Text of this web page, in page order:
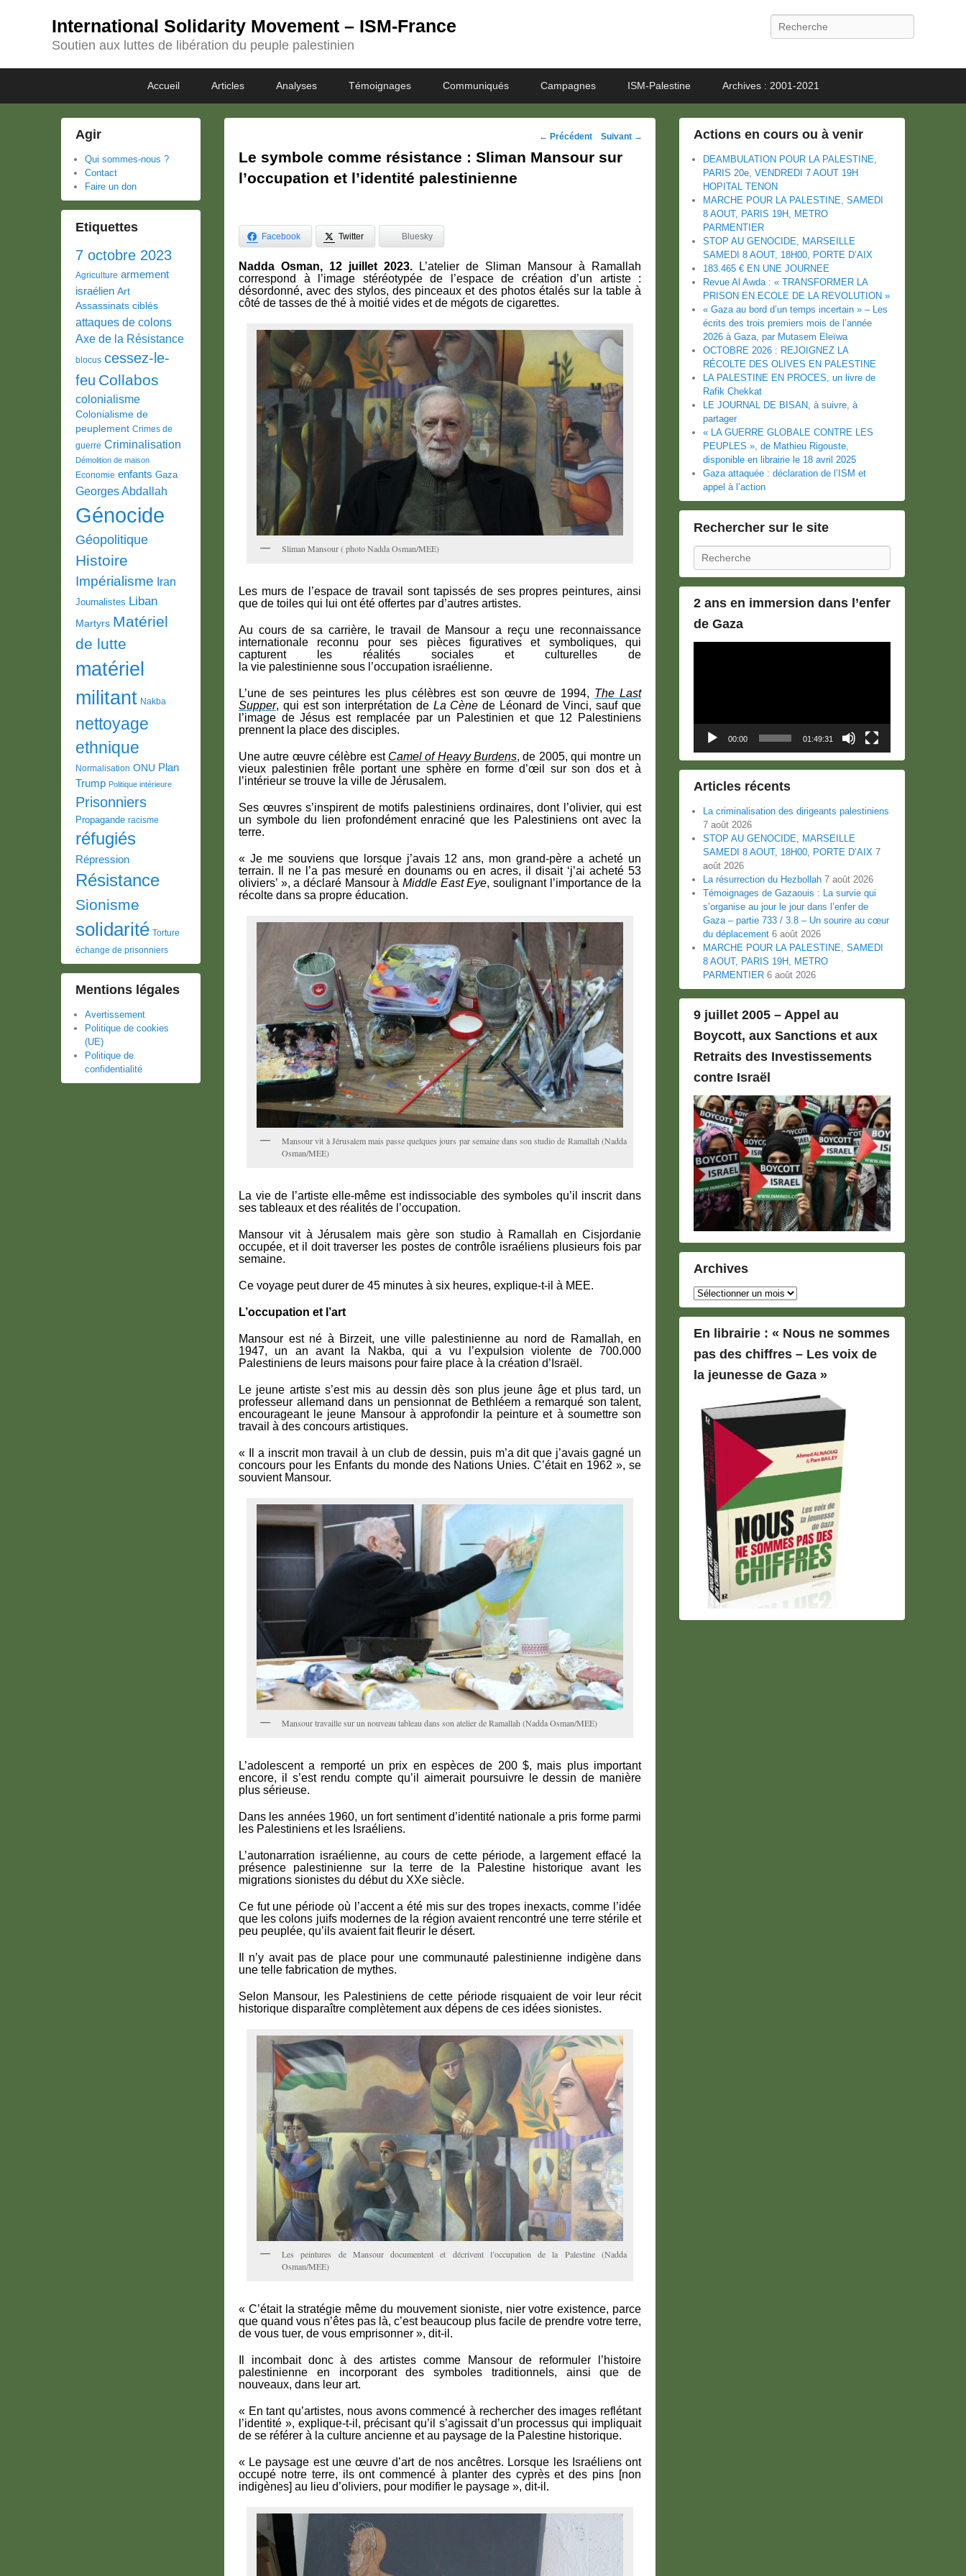
International Solidarity Movement – ISM-France
Soutien aux luttes de libération du peuple palestinien
Recherche
menu
Accueil Articles Analyses Témoignages Communiqués Campagnes ISM-Palestine Archives : 2001-2021
Navigation
des
← Précédent Suivant →
Le symbole comme résistance : Sliman Mansour sur
l’occupation et l’identité palestinienne
Facebook Twitter Bluesky
Nadda Osman, 12 juillet 2023. L’atelier de Sliman Mansour à Ramallah
correspond à l’image stéréotypée de l’espace de création d’un artiste :
désordonné, avec des stylos, des pinceaux et des photos étalés sur la table à
côté de tasses de thé à moitié vides et de mégots de cigarettes.
Sliman Mansour ( photo Nadda Osman/MEE)
Les murs de l’espace de travail sont tapissés de ses propres peintures, ainsi
que de toiles qui lui ont été offertes par d’autres artistes.
Au cours de sa carrière, le travail de Mansour a reçu une reconnaissance
internationale reconnu pour ses pièces figuratives et symboliques, qui
capturent les réalités sociales et culturelles de
la vie palestinienne sous l’occupation israélienne.
L’une de ses peintures les plus célèbres est son œuvre de 1994, The Last
Supper, qui est son interprétation de La Cène de Léonard de Vinci, sauf que
l’image de Jésus est remplacée par un Palestinien et que 12 Palestiniens
prennent la place des disciples.
Une autre œuvre célèbre est Camel of Heavy Burdens, de 2005, qui montre un
vieux palestinien frêle portant une sphère en forme d’œil sur son dos et à
l’intérieur se trouve la ville de Jérusalem.
Ses œuvres s’inspirent de motifs palestiniens ordinaires, dont l’olivier, qui est
un symbole du lien profondément enraciné que les Palestiniens ont avec la
terre.
« Je me souviens que lorsque j’avais 12 ans, mon grand-père a acheté un
terrain. Il ne l’a pas mesuré en dounams ou en acres, il disait ‘j’ai acheté 53
oliviers’ », a déclaré Mansour à Middle East Eye, soulignant l’importance de la
récolte dans sa propre éducation.
Mansour vit à Jérusalem mais passe quelques jours par semaine dans son studio de Ramallah (Nadda
Osman/MEE)
La vie de l’artiste elle-même est indissociable des symboles qu’il inscrit dans
ses tableaux et des réalités de l’occupation.
Mansour vit à Jérusalem mais gère son studio à Ramallah en Cisjordanie
occupée, et il doit traverser les postes de contrôle israéliens plusieurs fois par
semaine.
Ce voyage peut durer de 45 minutes à six heures, explique-t-il à MEE.
L’occupation et l’art
Mansour est né à Birzeit, une ville palestinienne au nord de Ramallah, en
1947, un an avant la Nakba, qui a vu l’expulsion violente de 700.000
Palestiniens de leurs maisons pour faire place à la création d’Israël.
Le jeune artiste s’est mis au dessin dès son plus jeune âge et plus tard, un
professeur allemand dans un pensionnat de Bethléem a remarqué son talent,
encourageant le jeune Mansour à approfondir la peinture et à soumettre son
travail à des concours artistiques.
« Il a inscrit mon travail à un club de dessin, puis m’a dit que j’avais gagné un
concours pour les Enfants du monde des Nations Unies. C’était en 1962 », se
souvient Mansour.
Mansour travaille sur un nouveau tableau dans son atelier de Ramallah (Nadda Osman/MEE)
L’adolescent a remporté un prix en espèces de 200 $, mais plus important
encore, il s’est rendu compte qu’il aimerait poursuivre le dessin de manière
plus sérieuse.
Dans les années 1960, un fort sentiment d’identité nationale a pris forme parmi
les Palestiniens et les Israéliens.
L’autonarration israélienne, au cours de cette période, a largement effacé la
présence palestinienne sur la terre de la Palestine historique avant les
migrations sionistes du début du XXe siècle.
Ce fut une période où l’accent a été mis sur des tropes inexacts, comme l’idée
que les colons juifs modernes de la région avaient rencontré une terre stérile et
peu peuplée, qu’ils avaient fait fleurir le désert.
Il n’y avait pas de place pour une communauté palestinienne indigène dans
une telle fabrication de mythes.
Selon Mansour, les Palestiniens de cette période risquaient de voir leur récit
historique disparaître complètement aux dépens de ces idées sionistes.
Les peintures de Mansour documentent et décrivent l’occupation de la Palestine (Nadda
Osman/MEE)
« C’était la stratégie même du mouvement sioniste, nier votre existence, parce
que quand vous n’êtes pas là, c’est beaucoup plus facile de prendre votre terre,
de vous tuer, de vous emprisonner », dit-il.
Il incombait donc à des artistes comme Mansour de reformuler l’histoire
palestinienne en incorporant des symboles traditionnels, ainsi que de
nouveaux, dans leur art.
« En tant qu’artistes, nous avons commencé à rechercher des images reflétant
l’identité », explique-t-il, précisant qu’il s’agissait d’un processus qui impliquait
de se référer à la culture ancienne et au paysage de la Palestine historique.
« Le paysage est une œuvre d’art de nos ancêtres. Lorsque les Israéliens ont
occupé notre terre, ils ont commencé à planter des cyprès et des pins [non
indigènes] au lieu d’oliviers, pour modifier le paysage », dit-il.
Actions en cours ou à venir
DEAMBULATION POUR LA PALESTINE,
PARIS 20e, VENDREDI 7 AOUT 19H
HOPITAL TENON
MARCHE POUR LA PALESTINE, SAMEDI
8 AOUT, PARIS 19H, METRO
PARMENTIER
STOP AU GENOCIDE, MARSEILLE
SAMEDI 8 AOUT, 18H00, PORTE D’AIX
183.465 € EN UNE JOURNEE
Revue Al Awda : « TRANSFORMER LA
PRISON EN ECOLE DE LA REVOLUTION »
« Gaza au bord d’un temps incertain » – Les
écrits des trois premiers mois de l’année
2026 à Gaza, par Mutasem Eleïwa
OCTOBRE 2026 : REJOIGNEZ LA
RÉCOLTE DES OLIVES EN PALESTINE
LA PALESTINE EN PROCES, un livre de
Rafik Chekkat
LE JOURNAL DE BISAN, à suivre, à
partager
« LA GUERRE GLOBALE CONTRE LES
PEUPLES », de Mathieu Rigouste,
disponible en librairie le 18 avril 2025
Gaza attaquée : déclaration de l’ISM et
appel à l’action
Rechercher sur le site
Recherche
2 ans en immersion dans l’enfer
de Gaza
00:00 01:49:31
Articles récents
La criminalisation des dirigeants palestiniens
7 août 2026
STOP AU GENOCIDE, MARSEILLE
SAMEDI 8 AOUT, 18H00, PORTE D’AIX 7
août 2026
La résurrection du Hezbollah 7 août 2026
Témoignages de Gazaouis : La survie qui
s’organise au jour le jour dans l’enfer de
Gaza – partie 733 / 3.8 – Un sourire au cœur
du déplacement 6 août 2026
MARCHE POUR LA PALESTINE, SAMEDI
8 AOUT, PARIS 19H, METRO
PARMENTIER 6 août 2026
9 juillet 2005 – Appel au
Boycott, aux Sanctions et aux
Retraits des Investissements
contre Israël
Archives
Archives
En librairie : « Nous ne sommes
pas des chiffres – Les voix de
la jeunesse de Gaza »
Agir
Qui sommes-nous ?
Contact
Faire un don
Etiquettes
7 octobre 2023
Agriculture armement
israélien Art
Assassinats ciblés
attaques de colons
Axe de la Résistance
blocus cessez-le-
feu Collabos
colonialisme
Colonialisme de
peuplement Crimes de
guerre Criminalisation
Démolition de maison
Economie enfants Gaza
Georges Abdallah
Génocide
Géopolitique
Histoire
Impérialisme Iran
Journalistes Liban
Martyrs Matériel
de lutte
matériel
militant Nakba
nettoyage
ethnique
Normalisation ONU Plan
Trump Politique intérieure
Prisonniers
Propagande racisme
réfugiés
Répression
Résistance
Sionisme
solidarité Torture
échange de prisonniers
Mentions légales
Avertissement
Politique de cookies
(UE)
Politique de
confidentialité